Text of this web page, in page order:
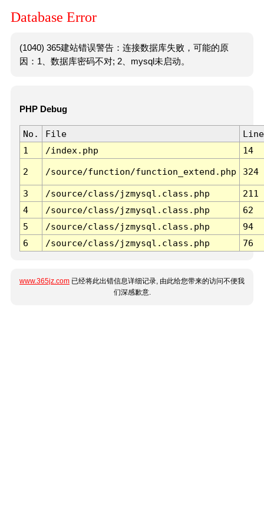
Database Error
(1040) 365建站错误警告：连接数据库失败，可能的原
因：1、数据库密码不对; 2、mysql未启动。
PHP Debug
No. File
Line
1
/index.php 14
2 /source/function/function_extend.php 324
3 /source/class/jzmysql.class.php
211
4
/source/class/jzmysql.class.php
62
5
/source/class/jzmysql.class.php
94
6
/source/class/jzmysql.class.php 76
www.365jz.com 已经将此出错信息详细记录, 由此给您带来的访问不便我
们深感歉意.